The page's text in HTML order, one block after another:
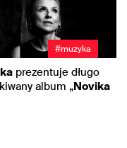
#muzyka
prezentuje długo
album „Novika